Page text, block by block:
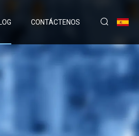
CONTÁCTENOS